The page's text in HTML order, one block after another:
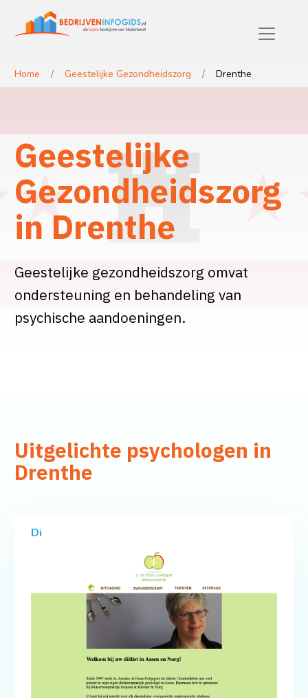
Home Geestelijke Gezondheidszorg Drenthe
Geestelijke
Gezondheidszorg
in Drenthe
Geestelijke gezondheidszorg omvat
ondersteuning en behandeling van
psychische aandoeningen.
Uitgelichte psychologen in
Drenthe
Di